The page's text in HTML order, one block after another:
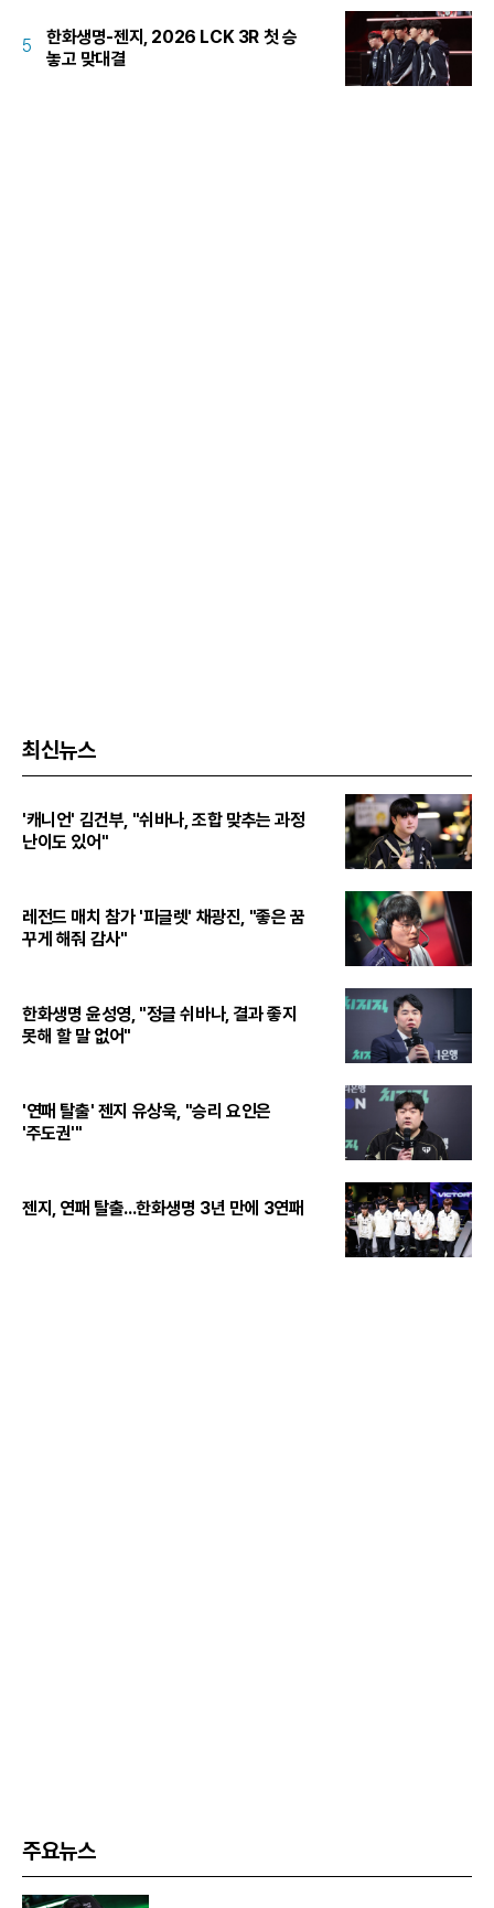
5
한화생명-젠지, 2026 LCK 3R 첫 승
놓고 맞대결
최신뉴스
'캐니언' 김건부, "쉬바나, 조합 맞추는 과정
난이도 있어"
레전드 매치 참가 '피글렛' 채광진, "좋은 꿈
꾸게 해줘 감사"
한화생명 윤성영, "정글 쉬바나, 결과 좋지
못해 할 말 없어"
'연패 탈출' 젠지 유상욱, "승리 요인은
'주도권'"
젠지, 연패 탈출...한화생명 3년 만에 3연패
주요뉴스